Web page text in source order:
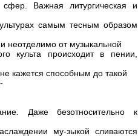
Важная литургическая и
самым тесным образом
неотделимо от музыкальной
культа происходит в пении,
кажется способным до такой
Даже безотносительно к
му-зыкой сливаются